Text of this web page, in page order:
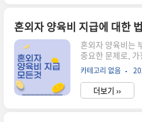
관련 법적 조치를
에서는 혼외자 상
으로 정리하여,
절차를 명확히 파
자 상속의 조건,
근 살펴보겠습니
권은 민법 제1000
혼외자 양육비 지급에 대한
혼외자 양육비는
중요한 문제로,
입니다. 혼외자 양
육권, 그리고 부모
고 있으며, 이는
다. 법적 책임 외
카테고리 없음
더보기 ››